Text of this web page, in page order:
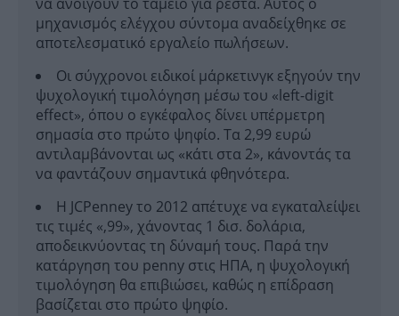
μηχανισμός ελέγχου σύντομα αναδείχθηκε σε
αποτελεσματικό εργαλείο πωλήσεων.
Οι σύγχρονοι ειδικοί μάρκετινγκ εξηγούν την
ψυχολογική τιμολόγηση μέσω του «left-digit
effect», όπου ο εγκέφαλος δίνει υπέρμετρη
σημασία στο πρώτο ψηφίο. Τα 2,99 ευρώ
αντιλαμβάνονται ως «κάτι στα 2», κάνοντάς τα
να φαντάζουν σημαντικά φθηνότερα.
Η JCPenney το 2012 απέτυχε να εγκαταλείψει
τις τιμές «,99», χάνοντας 1 δισ. δολάρια,
αποδεικνύοντας τη δύναμή τους. Παρά την
κατάργηση του penny στις ΗΠΑ, η ψυχολογική
τιμολόγηση θα επιβιώσει, καθώς η επίδραση
βασίζεται στο πρώτο ψηφίο.